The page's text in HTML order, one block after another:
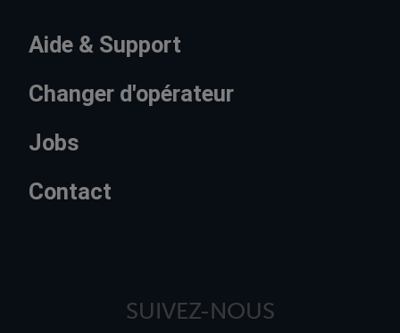
Aide & Support
Changer d'opérateur
Jobs
Contact
SUIVEZ-NOUS